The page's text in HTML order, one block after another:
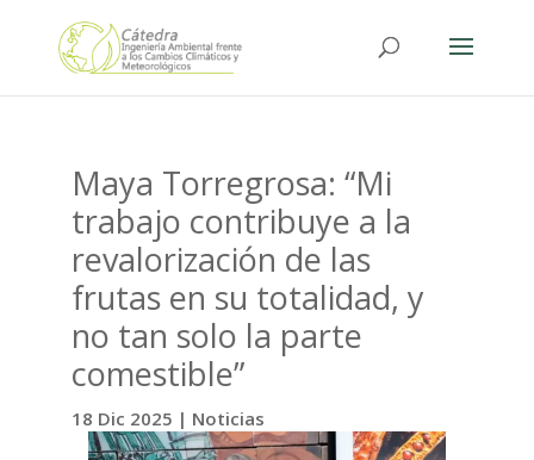
Maya Torregrosa: “Mi
trabajo contribuye a la
revalorización de las
frutas en su totalidad, y
no tan solo la parte
comestible”
18 Dic 2025 | Noticias